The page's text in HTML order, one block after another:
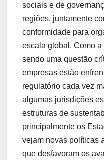
sociais e de
regiões, juntamente
conformidade para
escala global. Como
sendo uma questão
empresas estão
regulatório cada vez
algumas jurisdições
estruturas de
principalmente os
vejam novas políticas
que desfavoram os